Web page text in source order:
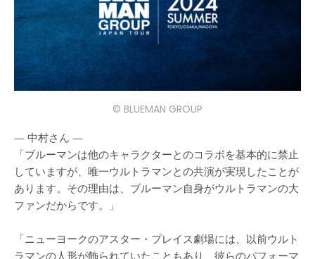
© BLUEMAN GROUP
— 中村さん —
「ブルーマンは他のキャラクターとのコラボを基本的に禁止
していますが、唯一ウルトラマンとの共演が実現したことが
あります。その理由は、ブルーマン自身がウルトラマンの大
ファンだからです。」
「ニューヨークのアスター・プレイス劇場には、以前ウルト